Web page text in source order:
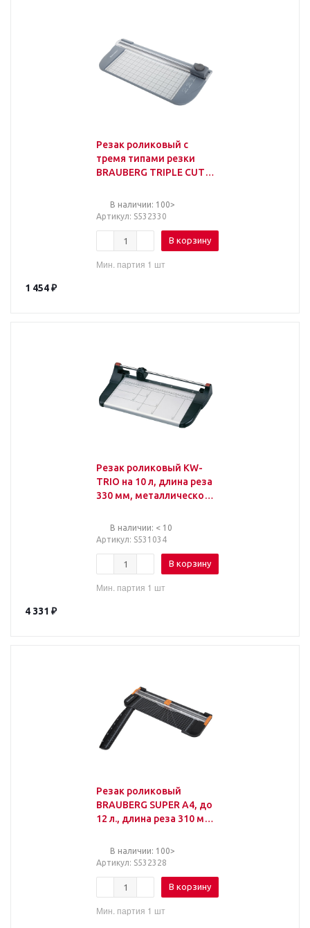
Резак роликовый с
тремя типами резки
BRAUBERG TRIPLE CUT,
мм, 532330
В наличии: 100>
Артикул: S532330
В корзину
Мин. партия 1 шт
1 454₽
Резак роликовый KW-
TRIO на 10 л, длина реза
330 мм, металлическое
-3016В наличии: < 10
Артикул: S531034
В корзину
Мин. партия 1 шт
4 331 ₽
Резак роликовый
BRAUBERG SUPER A4, до
12 л., длина реза 310 мм,
В наличии: 100>
Артикул: S532328
В корзину
Мин. партия 1 шт